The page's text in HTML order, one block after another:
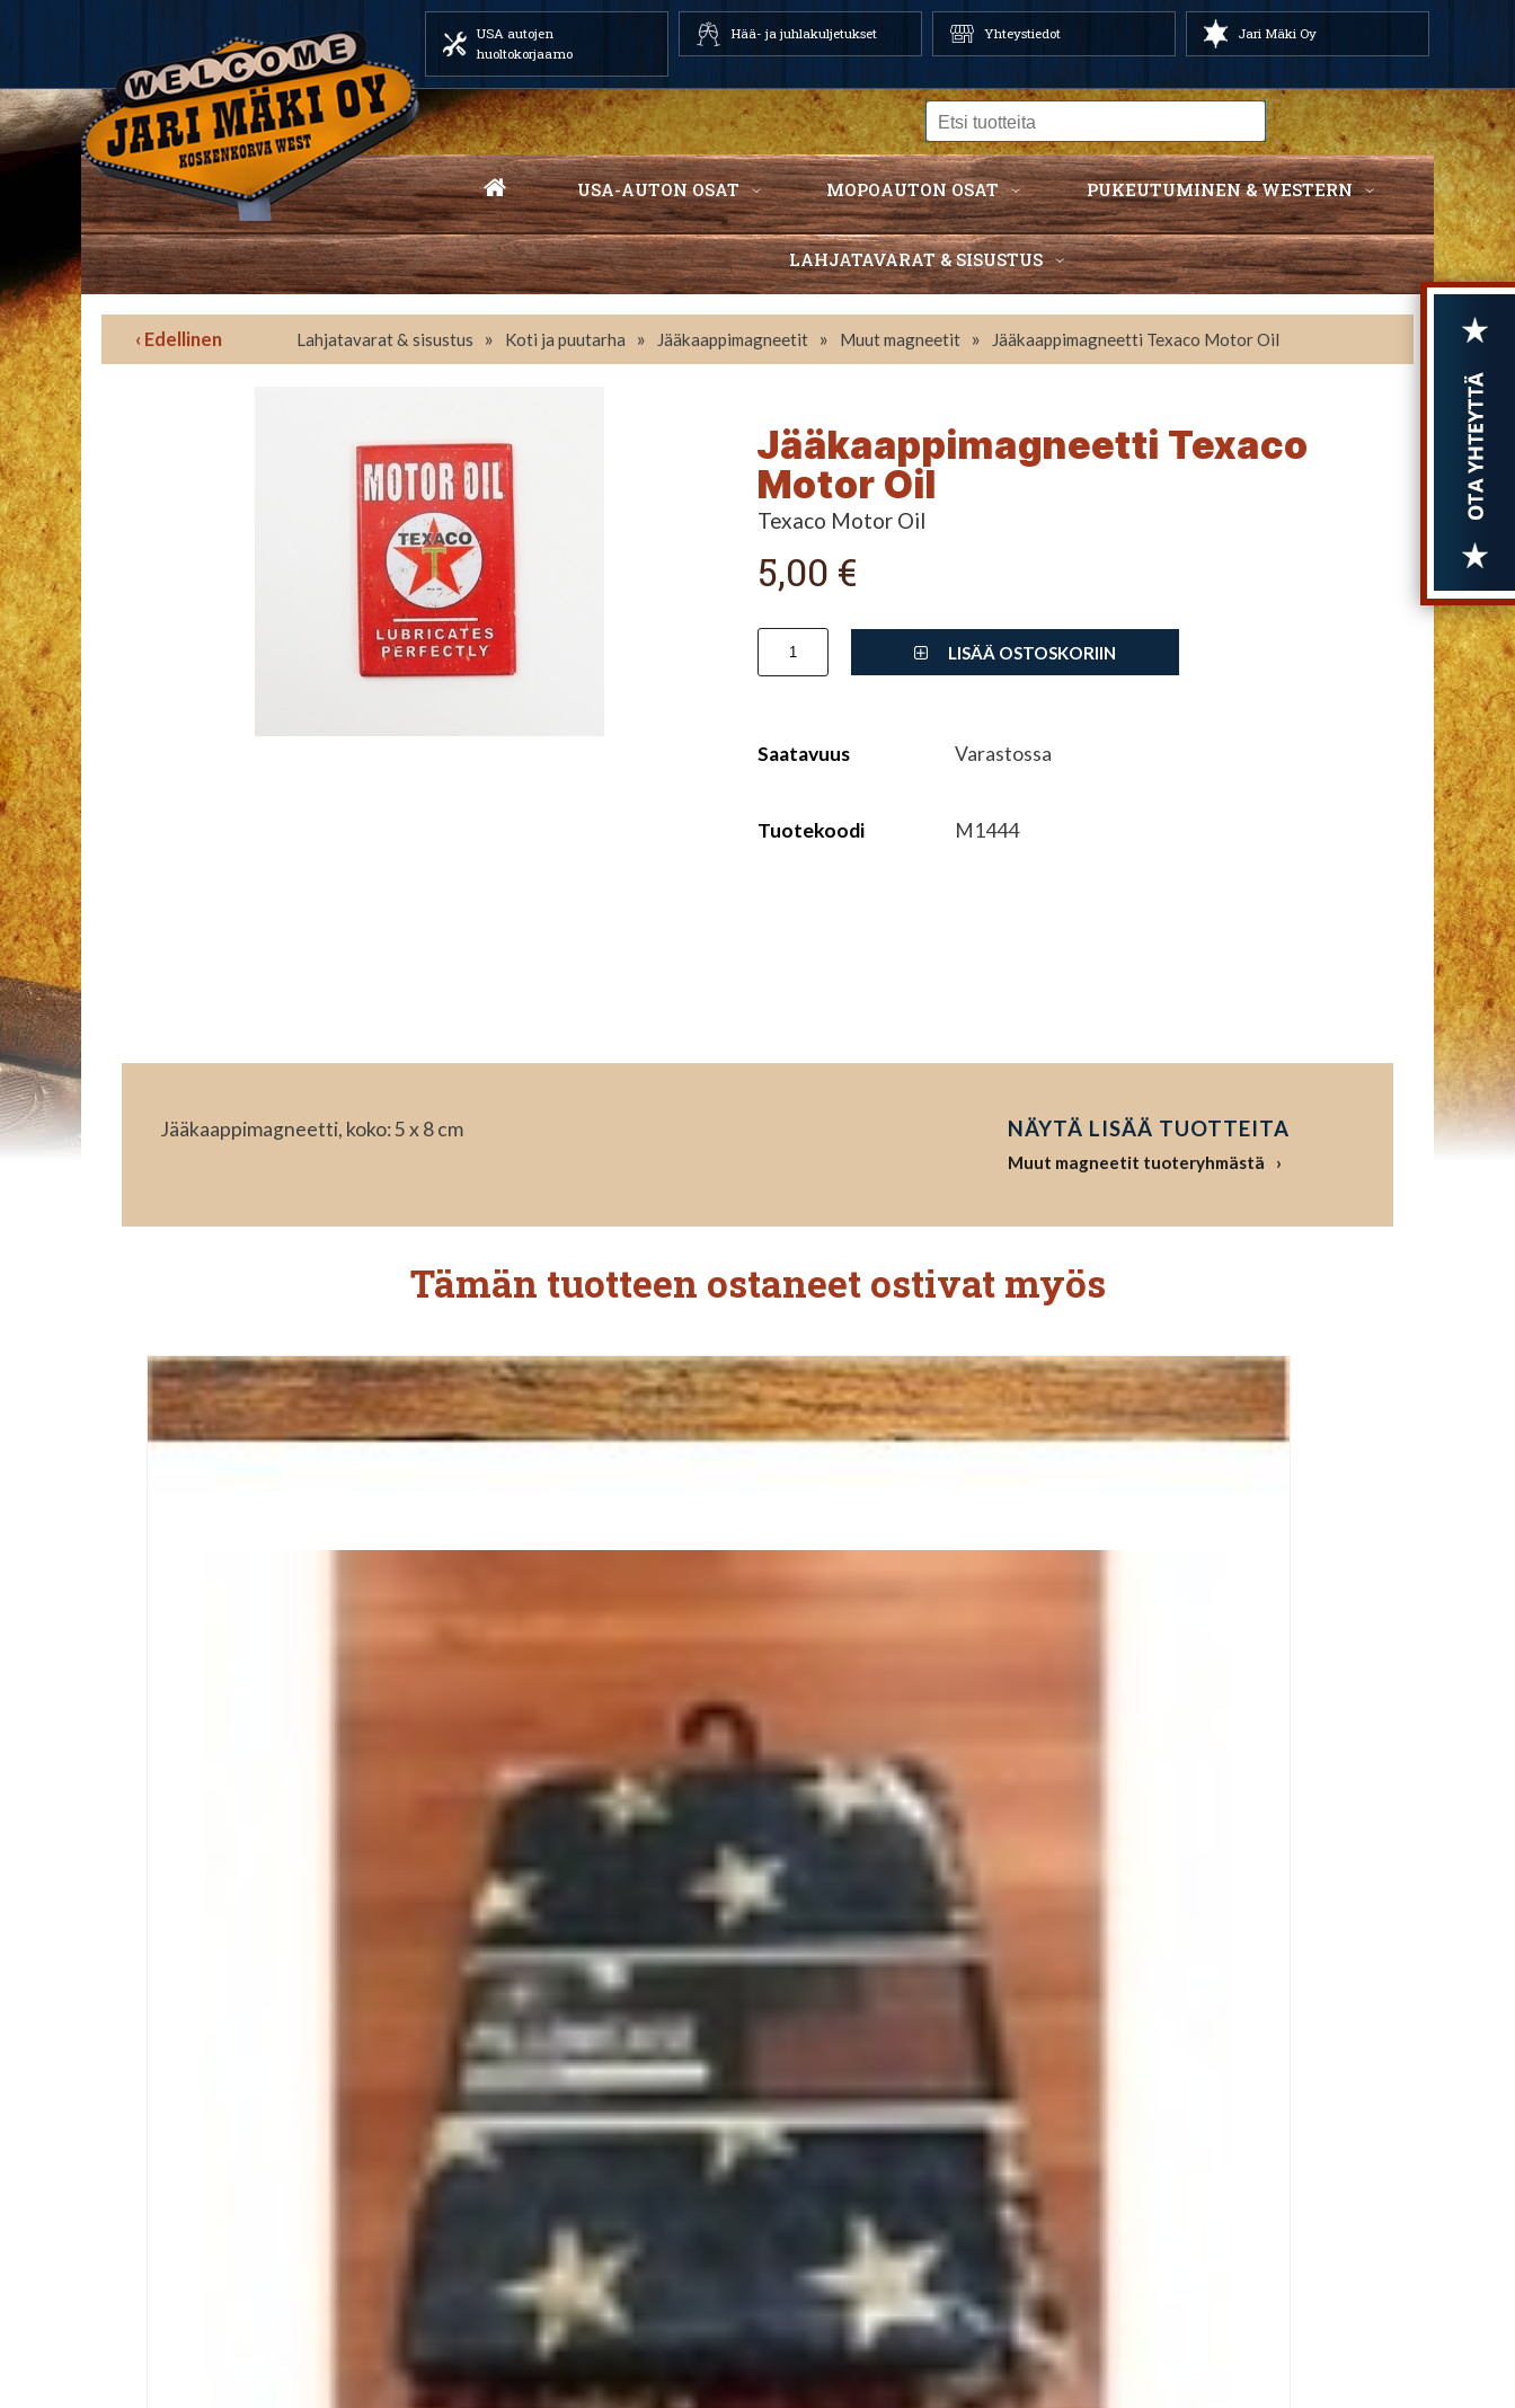
USA autojen
huoltokorjaamo
Hää- ja juhlakuljetukset Yhteystiedot Jari Mäki Oy
USA-AUTON OSAT MOPOAUTON OSAT PUKEUTUMINEN & WESTERN
LAHJATAVARAT & SISUSTUS
‹ Edellinen Lahjatavarat & sisustus » Koti ja puutarha » Jääkaappimagneetit » Muut magneetit » Jääkaappimagneetti Texaco Motor Oil
Jääkaappimagneetti Texaco
Motor Oil
Texaco Motor Oil
5,00 €
LISÄÄ OSTOSKORIIN
Saatavuus Varastossa
Tuotekoodi M1444
Jääkaappimagneetti, koko: 5 x 8 cm NÄYTÄ LISÄÄ TUOTTEITA
Muut magneetit tuoteryhmästä
Tämän tuotteen ostaneet ostivat myös